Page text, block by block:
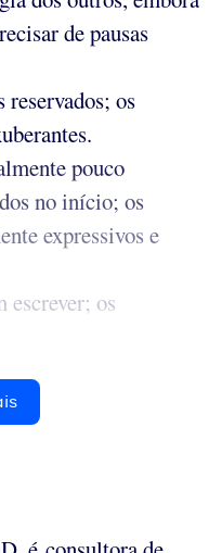
de pausas
os
pouco
no início; os
expressivos e
escrever; os